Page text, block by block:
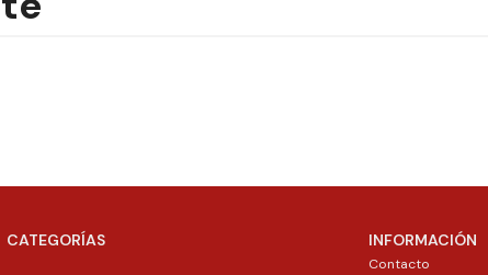
CATEGORÍAS INFORMACIÓN
Contacto